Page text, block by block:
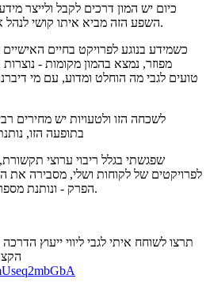
כיום יש המון דרכים לקבל ולייצר
השפע הזה מביא איתו קושי לנהל את המידע ואו לניהול שגוי שלו.
כשמידע בנוגע לפרויקט בחיים
מפוזר, נמצא בהמון מקומות - נוצרות
טועים לגבי מה הוחלט ומדוע, עם מי
לשכחה הזו ולטעויות יש מחירים
בתופעה הזו,
שפגשתי בגלל ריבוי ערוצי
לפרויקטים של לקוחות ושלי, מסבירה
הפרק - ונותנת מספר אלטרנטיבות ליישום הפתרון.